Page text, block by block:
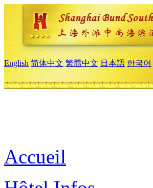
English 简体中文 繁體中文 日本語 한국어
Accueil